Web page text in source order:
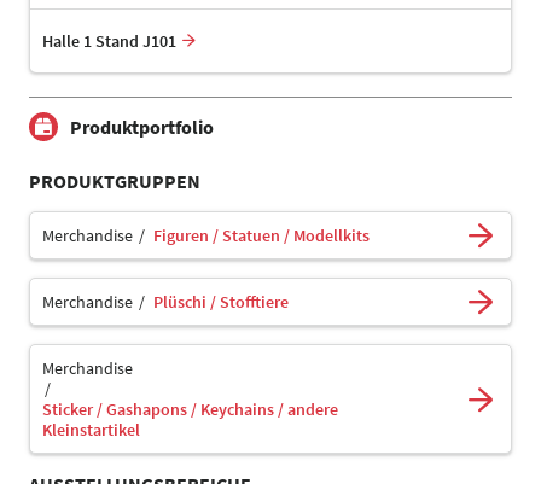
Halle 1 Stand J101
Produktportfolio
PRODUKTGRUPPEN
Merchandise Figuren / Statuen / Modellkits
Merchandise Plüschi / Stofftiere
Merchandise
Sticker / Gashapons / Keychains / andere
Kleinstartikel